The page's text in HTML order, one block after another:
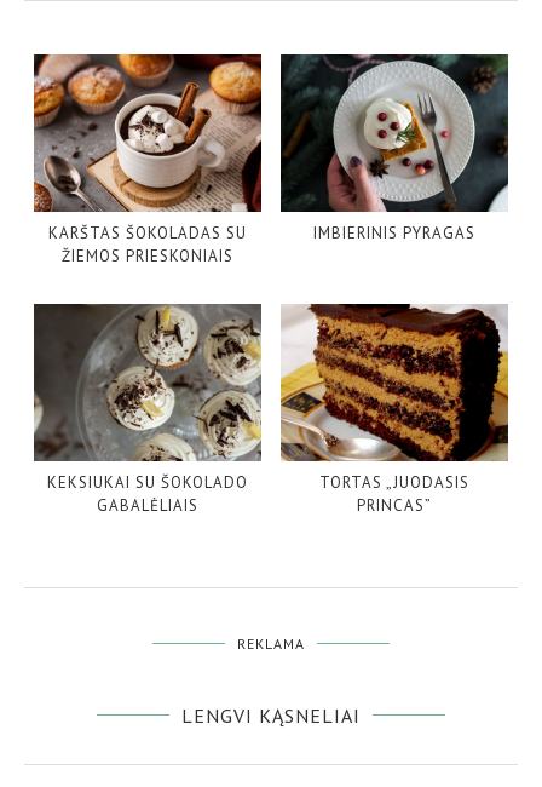
KARŠTAS ŠOKOLADAS SU
ŽIEMOS PRIESKONIAIS
IMBIERINIS PYRAGAS
KEKSIUKAI SU ŠOKOLADO
GABALĖLIAIS
TORTAS „JUODASIS
PRINCAS”
REKLAMA
LENGVI KĄSNELIAI